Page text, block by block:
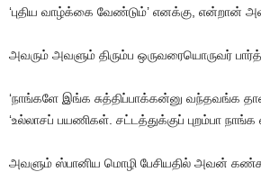
‘புதிய வாழ்க்கை வேண்டும்’ எனக்கு என்றான்
அவரும் அவளும் திரும்ப ஒருவரையொருவர்
‘நாங்களே இங்க சுத்திப்பாக்கன்னு வந்தவங்க
‘உல்லாசப் பயணிகள் சட்டத்துக்குப் புறம்பா நாங்க
அவளும் ஸ்பானிய மொழி பேசியதில் அவன்